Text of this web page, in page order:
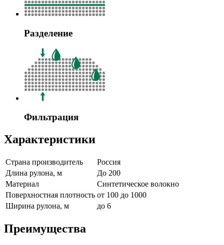
Разделение
Фильтрация
Характеристики
Страна производитель
Россия
Длина рулона, м
До 200
Материал
Синтетическое волокно
Поверхностная плотность от 100 до 1000
Ширина рулона, м
до 6
Преимущества